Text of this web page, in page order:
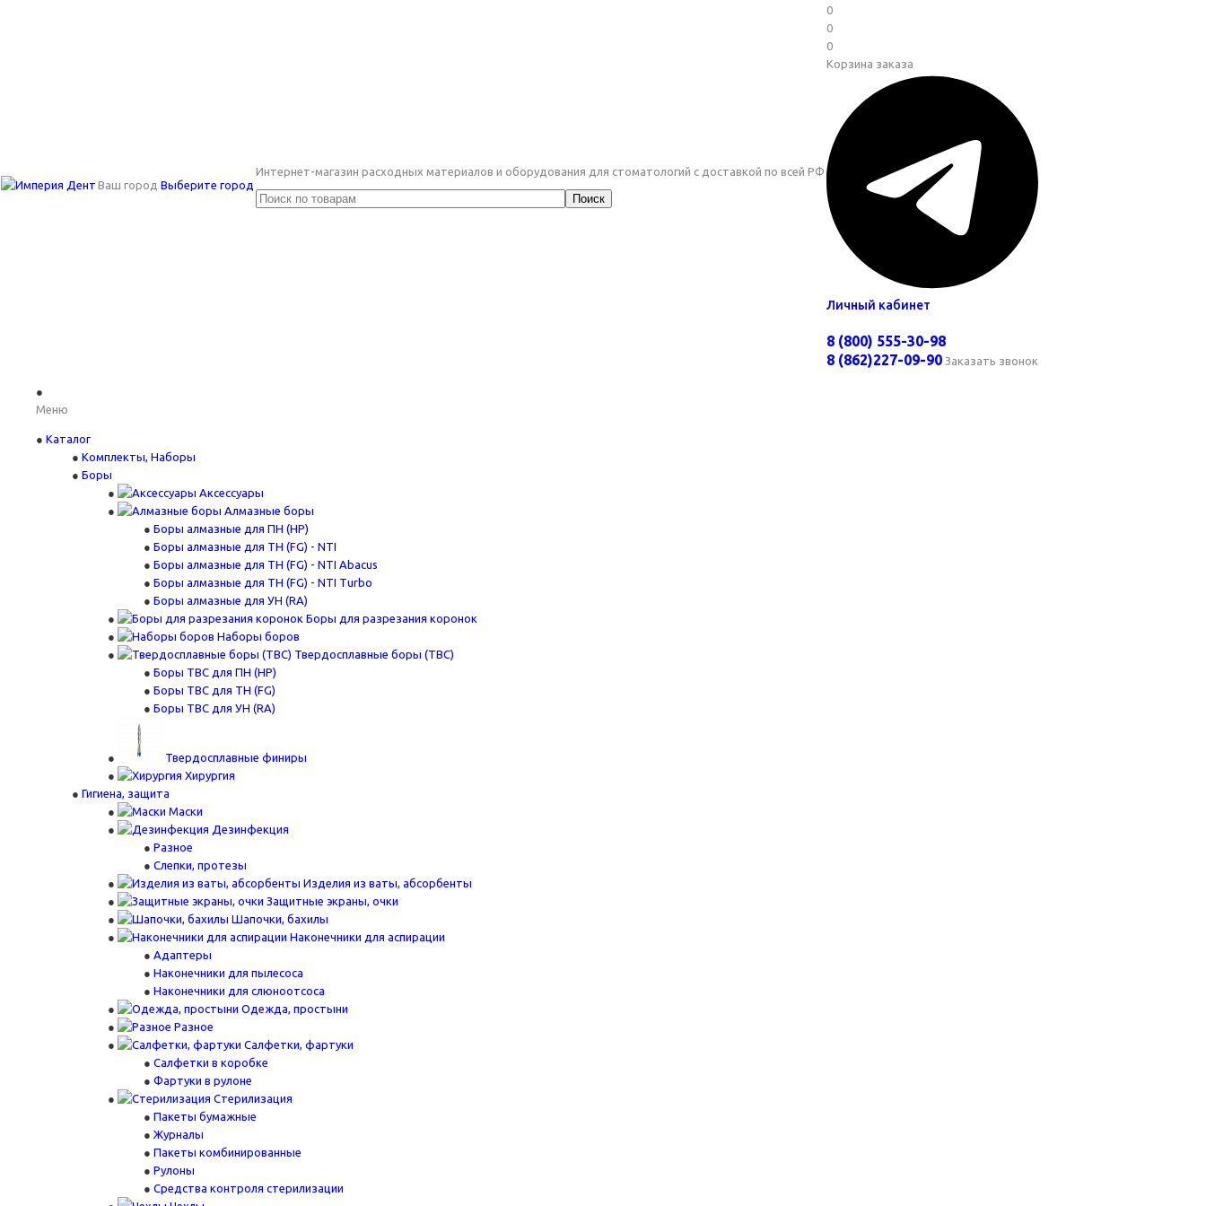
Ваш город Выберите город
Интернет-магазин расходных материалов и оборудования для стоматологий с доставкой по всей РФ
0
0
0
Корзина заказа
Личный кабинет
8 (800) 555-30-98
8 (862)227-09-90 Заказать звонок
Меню
Каталог
Комплекты, Наборы
Боры
Аксессуары
Алмазные боры
Боры алмазные для ПН (HP)
Боры алмазные для ТН (FG) - NTI
Боры алмазные для ТН (FG) - NTI Abacus
Боры алмазные для ТН (FG) - NTI Turbo
Боры алмазные для УН (RA)
Боры для разрезания коронок
Наборы боров
Твердосплавные боры (ТВС)
Боры ТВС для ПН (HP)
Боры ТВС для ТН (FG)
Боры ТВС для УН (RA)
Твердосплавные финиры
Хирургия
Гигиена, защита
Маски
Дезинфекция
Разное
Слепки, протезы
Изделия из ваты, абсорбенты
Защитные экраны, очки
Шапочки, бахилы
Наконечники для аспирации
Адаптеры
Наконечники для пылесоса
Наконечники для слюноотсоса
Одежда, простыни
Разное
Салфетки, фартуки
Салфетки в коробке
Фартуки в рулоне
Стерилизация
Пакеты бумажные
Журналы
Пакеты комбинированные
Рулоны
Средства контроля стерилизации